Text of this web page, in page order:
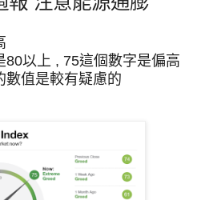
80以上 , 75這個數字是偏高
數值是較有疑慮的